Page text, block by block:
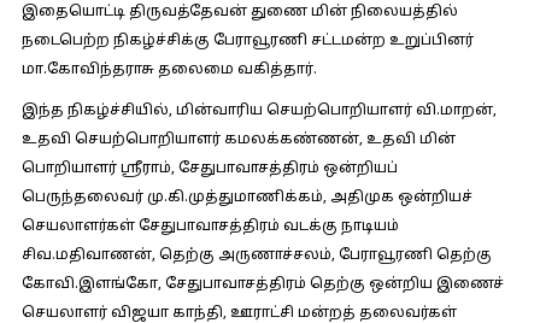
இதையொட்டி திருவத்தேவன் துணை மின் நிலையத்தில்
நடைபெற்ற நிகழ்ச்சிக்கு பேராவூரணி சட்டமன்ற உறுப்பினர்
மா.கோவிந்தராசு தலைமை வகித்தார்.
இந்த நிகழ்ச்சியில், மின்வாரிய செயற்பொறியாளர் வி.மாறன்,
உதவி செயற்பொறியாளர் கமலக்கண்ணன், உதவி மின்
பொறியாளர் ஸ்ரீராம், சேதுபாவாசத்திரம் ஒன்றியப்
பெருந்தலைவர் மு.கி.முத்துமாணிக்கம், அதிமுக ஒன்றியச்
செயலாளர்கள் சேதுபாவாசத்திரம் வடக்கு நாடியம்
சிவ.மதிவாணன், தெற்கு அருணாச்சலம், பேராவூரணி தெற்கு
கோவி.இளங்கோ, சேதுபாவாசத்திரம் தெற்கு ஒன்றிய இணைச்
செயலாளர் விஜயா காந்தி, ஊராட்சி மன்றத் தலைவர்கள்